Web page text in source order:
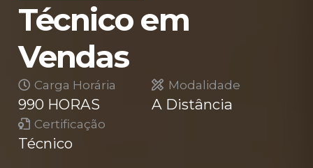
Técnico em
Vendas
Carga Horária
990 HORAS
Modalidade
A Distância
Certificação
Técnico